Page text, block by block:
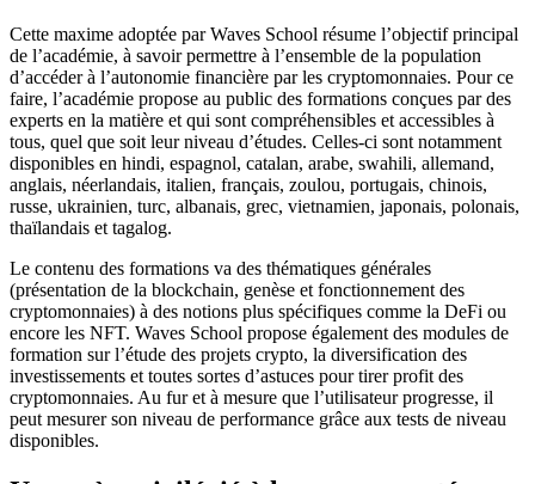
Cette maxime adoptée par Waves School résume l’objectif principal
de l’académie, à savoir permettre à l’ensemble de la population
d’accéder à l’autonomie financière par les cryptomonnaies. Pour ce
faire, l’académie propose au public des formations conçues par des
experts en la matière et qui sont compréhensibles et accessibles à
tous, quel que soit leur niveau d’études. Celles-ci sont notamment
disponibles en hindi, espagnol, catalan, arabe, swahili, allemand,
anglais, néerlandais, italien, français, zoulou, portugais, chinois,
russe, ukrainien, turc, albanais, grec, vietnamien, japonais, polonais,
thaïlandais et tagalog.
Le contenu des formations va des thématiques générales
(présentation de la blockchain, genèse et fonctionnement des
cryptomonnaies) à des notions plus spécifiques comme la DeFi ou
encore les NFT. Waves School propose également des modules de
formation sur l’étude des projets crypto, la diversification des
investissements et toutes sortes d’astuces pour tirer profit des
cryptomonnaies. Au fur et à mesure que l’utilisateur progresse, il
peut mesurer son niveau de performance grâce aux tests de niveau
disponibles.